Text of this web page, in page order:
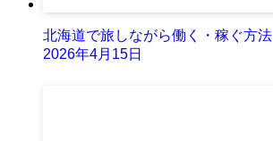
北海道で旅しながら働く・稼ぐ方法
2026年4月15日